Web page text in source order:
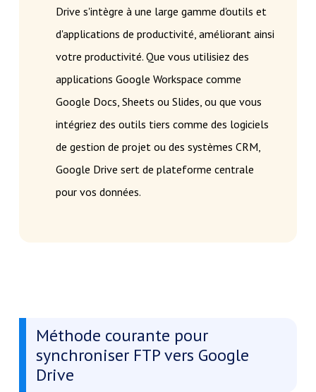
Drive s'intègre à une large gamme d'outils et
d'applications de productivité, améliorant ainsi
votre productivité. Que vous utilisiez des
applications Google Workspace comme
Google Docs, Sheets ou Slides, ou que vous
intégriez des outils tiers comme des logiciels
de gestion de projet ou des systèmes CRM,
Google Drive sert de plateforme centrale
pour vos données.
Méthode courante pour
synchroniser FTP vers Google
Drive